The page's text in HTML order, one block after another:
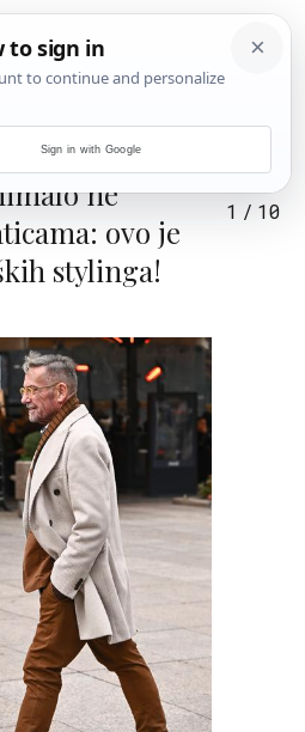
čini
ne
ovo je
stylinga!
1 / 10
Sign in with Google